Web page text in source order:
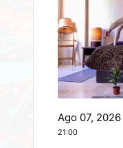
Ago 07, 2026
21:00